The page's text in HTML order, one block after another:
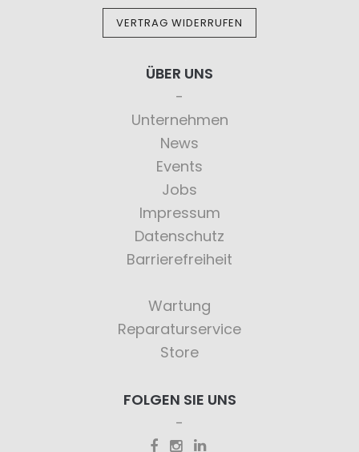
VERTRAG WIDERRUFEN
ÜBER UNS
Unternehmen
News
Events
Jobs
Impressum
Datenschutz
Barrierefreiheit
Wartung
Reparaturservice
Store
FOLGEN SIE UNS